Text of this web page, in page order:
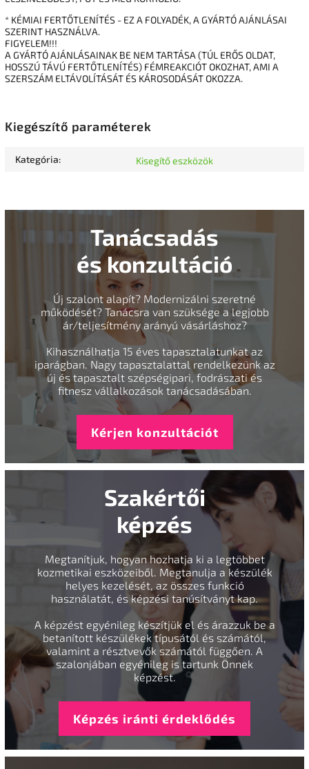
* KÉMIAI FERTŐTLENÍTÉS - EZ A FOLYADÉK, A GYÁRTÓ AJÁNLÁSAI
SZERINT HASZNÁLVA.
FIGYELEM!!!
A GYÁRTÓ AJÁNLÁSAINAK BE NEM TARTÁSA (TÚL ERŐS OLDAT,
HOSSZÚ TÁVÚ FERTŐTLENÍTÉS) FÉMREAKCIÓT OKOZHAT, AMI A
SZERSZÁM ELTÁVOLÍTÁSÁT ÉS KÁROSODÁSÁT OKOZZA.
Kiegészítő paraméterek
Kategória: Kisegítő eszközök
Tanácsadás
és konzultáció
Új szalont alapít? Modernizálni szeretné
működését? Tanácsra van szüksége a legjobb
ár/teljesítmény arányú vásárláshoz?
Kihasználhatja 15 éves tapasztalatunkat az
iparágban. Nagy tapasztalattal rendelkezünk az
új és tapasztalt szépségipari, fodrászati és
fitnesz vállalkozások tanácsadásában.
Kérjen konzultációt
Szakértői
képzés
Megtanítjuk, hogyan hozhatja ki a legtöbbet
kozmetikai eszközeiből. Megtanulja a készülék
helyes kezelését, az összes funkció
használatát, és képzési tanúsítványt kap.
A képzést egyénileg készítjük el és árazzuk be a
betanított készülékek típusától és számától,
valamint a résztvevők számától függően. A
szalonjában egyénileg is tartunk Önnek
képzést.
Képzés iránti érdeklődés